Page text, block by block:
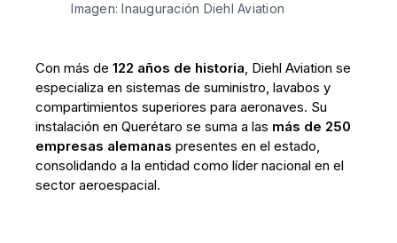
Imagen: Inauguración Diehl Aviation
Con más de122 años de historia, Diehl Aviation se
especializa en sistemas de suministro, lavabos y
compartimientos superiores para aeronaves. Su
instalación en Querétaro se suma a las más de 250
empresas alemanas presentes en el estado,
consolidando a la entidad como líder nacional en el
sector aeroespacial.